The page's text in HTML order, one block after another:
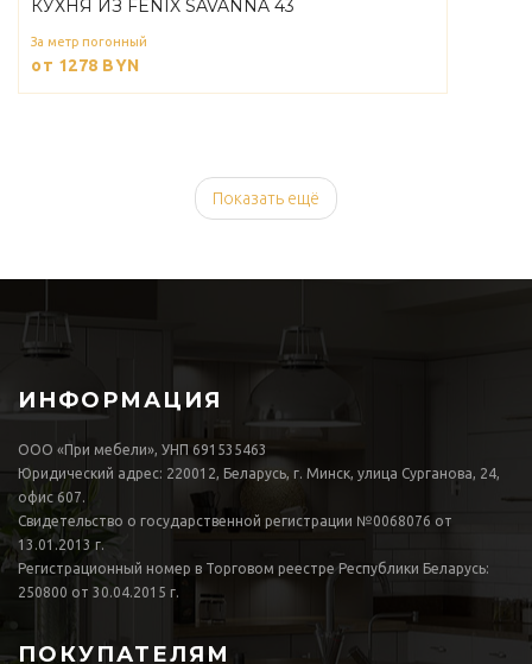
КУХНЯ ИЗ FENIX SAVANNA 43
За метр погонный
от 1278 BYN
Показать ещё
ИНФОРМАЦИЯ
ООО «При мебели», УНП 691535463
Юридический адрес: 220012, Беларусь, г. Минск, улица Сурганова, 24,
офис 607.
Свидетельство о государственной регистрации №0068076 от
13.01.2013 г.
Регистрационный номер в Торговом реестре Республики Беларусь:
250800 от 30.04.2015 г.
ПОКУПАТЕЛЯМ